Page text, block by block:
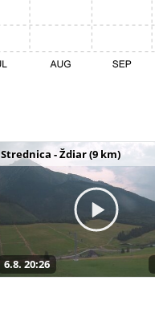
Strednica - Ždiar (9 km)
6.8. 20:26